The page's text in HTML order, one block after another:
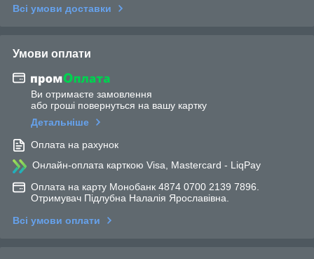
Всі умови доставки
Умови оплати
Ви отримаєте замовлення
або гроші повернуться на вашу картку
Детальніше
Оплата на рахунок
Онлайн-оплата карткою Visa, Mastercard - LiqPay
Оплата на карту Монобанк 4874 0700 2139 7896.
Отримувач Підлубна Налалія Ярославівна.
Всі умови оплати